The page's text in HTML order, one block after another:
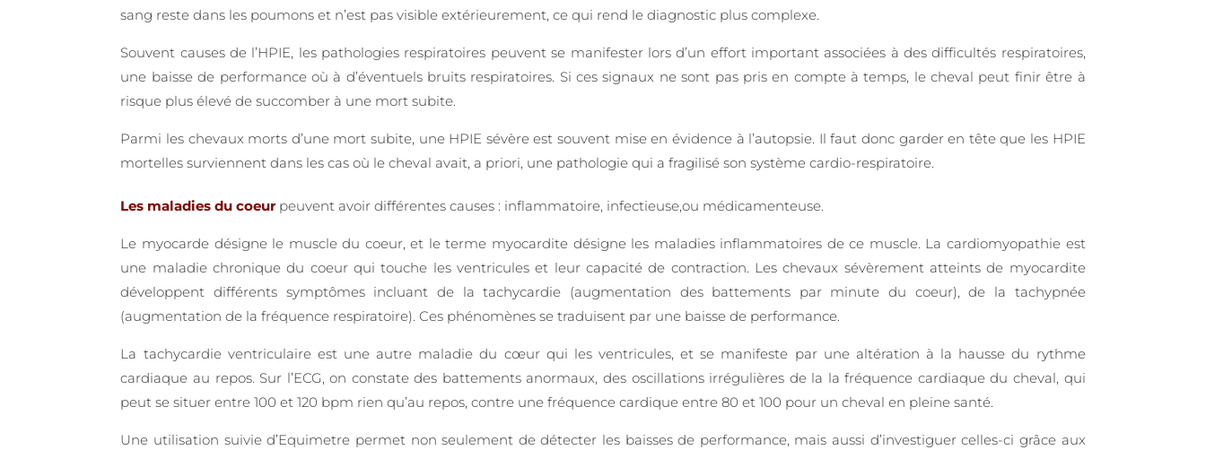
sang reste dans les poumons et n’est pas visible extérieurement, ce qui rend le diagnostic plus complexe.
Souvent causes de l’HPIE, les pathologies respiratoires peuvent se manifester lors d’un effort important associées à des difficultés respiratoires,
une baisse de performance où à d’éventuels bruits respiratoires. Si ces signaux ne sont pas pris en compte à temps, le cheval peut finir être à
risque plus élevé de succomber à une mort subite.
Parmi les chevaux morts d’une mort subite, une HPIE sévère est souvent mise en évidence à l’autopsie. Il faut donc garder en tête que les HPIE
mortelles surviennent dans les cas où le cheval avait, a priori, une pathologie qui a fragilisé son système cardio-respiratoire.
Les maladies du coeur peuvent avoir différentes causes : inflammatoire, infectieuse,ou médicamenteuse.
Le myocarde désigne le muscle du coeur, et le terme myocardite désigne les maladies inflammatoires de ce muscle. La cardiomyopathie est
une maladie chronique du coeur qui touche les ventricules et leur capacité de contraction. Les chevaux sévèrement atteints de myocardite
développent différents symptômes incluant de la tachycardie (augmentation des battements par minute du coeur), de la tachypnée
(augmentation de la fréquence respiratoire). Ces phénomènes se traduisent par une baisse de performance.
La tachycardie ventriculaire est une autre maladie du cœur qui les ventricules, et se manifeste par une altération à la hausse du rythme
cardiaque au repos. Sur l’ECG, on constate des battements anormaux, des oscillations irrégulières de la la fréquence cardiaque du cheval, qui
peut se situer entre 100 et 120 bpm rien qu’au repos, contre une fréquence cardique entre 80 et 100 pour un cheval en pleine santé.
Une utilisation suivie d’Equimetre permet non seulement de détecter les baisses de performance, mais aussi d’investiguer celles-ci grâce aux